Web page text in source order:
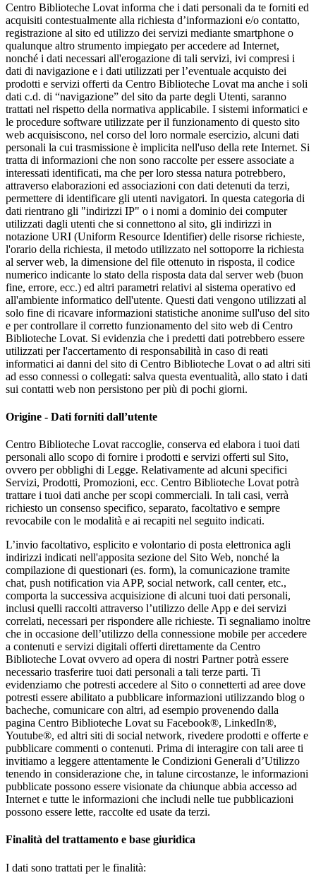
Centro Biblioteche Lovat informa che i dati personali da te forniti ed
acquisiti contestualmente alla richiesta d’informazioni e/o contatto,
registrazione al sito ed utilizzo dei servizi mediante smartphone o
qualunque altro strumento impiegato per accedere ad Internet,
nonché i dati necessari all'erogazione di tali servizi, ivi compresi i
dati di navigazione e i dati utilizzati per l’eventuale acquisto dei
prodotti e servizi offerti da Centro Biblioteche Lovat ma anche i soli
dati c.d. di “navigazione” del sito da parte degli Utenti, saranno
trattati nel rispetto della normativa applicabile. I sistemi informatici e
le procedure software utilizzate per il funzionamento di questo sito
web acquisiscono, nel corso del loro normale esercizio, alcuni dati
personali la cui trasmissione è implicita nell'uso della rete Internet. Si
tratta di informazioni che non sono raccolte per essere associate a
interessati identificati, ma che per loro stessa natura potrebbero,
attraverso elaborazioni ed associazioni con dati detenuti da terzi,
permettere di identificare gli utenti navigatori. In questa categoria di
dati rientrano gli "indirizzi IP" o i nomi a dominio dei computer
utilizzati dagli utenti che si connettono al sito, gli indirizzi in
notazione URI (Uniform Resource Identifier) delle risorse richieste,
l'orario della richiesta, il metodo utilizzato nel sottoporre la richiesta
al server web, la dimensione del file ottenuto in risposta, il codice
numerico indicante lo stato della risposta data dal server web (buon
fine, errore, ecc.) ed altri parametri relativi al sistema operativo ed
all'ambiente informatico dell'utente. Questi dati vengono utilizzati al
solo fine di ricavare informazioni statistiche anonime sull'uso del sito
e per controllare il corretto funzionamento del sito web di Centro
Biblioteche Lovat. Si evidenzia che i predetti dati potrebbero essere
utilizzati per l'accertamento di responsabilità in caso di reati
informatici ai danni del sito di Centro Biblioteche Lovat o ad altri siti
ad esso connessi o collegati: salva questa eventualità, allo stato i dati
sui contatti web non persistono per più di pochi giorni.
Origine - Dati forniti dall’utente
Centro Biblioteche Lovat raccoglie, conserva ed elabora i tuoi dati
personali allo scopo di fornire i prodotti e servizi offerti sul Sito,
ovvero per obblighi di Legge. Relativamente ad alcuni specifici
Servizi, Prodotti, Promozioni, ecc. Centro Biblioteche Lovat potrà
trattare i tuoi dati anche per scopi commerciali. In tali casi, verrà
richiesto un consenso specifico, separato, facoltativo e sempre
revocabile con le modalità e ai recapiti nel seguito indicati.
L’invio facoltativo, esplicito e volontario di posta elettronica agli
indirizzi indicati nell'apposita sezione del Sito Web, nonché la
compilazione di questionari (es. form), la comunicazione tramite
chat, push notification via APP, social network, call center, etc.,
comporta la successiva acquisizione di alcuni tuoi dati personali,
inclusi quelli raccolti attraverso l’utilizzo delle App e dei servizi
correlati, necessari per rispondere alle richieste. Ti segnaliamo inoltre
che in occasione dell’utilizzo della connessione mobile per accedere
a contenuti e servizi digitali offerti direttamente da Centro
Biblioteche Lovat ovvero ad opera di nostri Partner potrà essere
necessario trasferire tuoi dati personali a tali terze parti. Ti
evidenziamo che potresti accedere al Sito o connetterti ad aree dove
potresti essere abilitato a pubblicare informazioni utilizzando blog o
bacheche, comunicare con altri, ad esempio provenendo dalla
pagina Centro Biblioteche Lovat su Facebook®, LinkedIn®,
Youtube®, ed altri siti di social network, rivedere prodotti e offerte e
pubblicare commenti o contenuti. Prima di interagire con tali aree ti
invitiamo a leggere attentamente le Condizioni Generali d’Utilizzo
tenendo in considerazione che, in talune circostanze, le informazioni
pubblicate possono essere visionate da chiunque abbia accesso ad
Internet e tutte le informazioni che includi nelle tue pubblicazioni
possono essere lette, raccolte ed usate da terzi.
Finalità del trattamento e base giuridica
I dati sono trattati per le finalità: